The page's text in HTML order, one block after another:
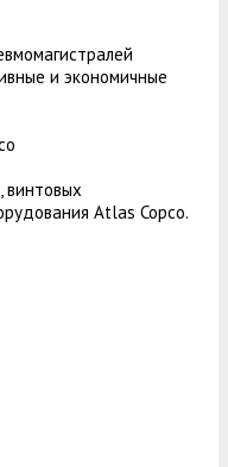
и экономичные
винтовых
Atlas Copco.